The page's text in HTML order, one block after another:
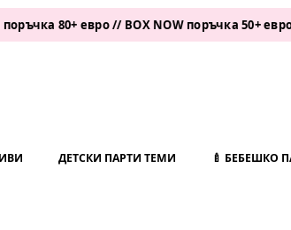
евро // BOX NOW поръчка 50+ евро •
ДЕТСКИ ПАРТИ ТЕМИ 🍼 БЕБЕШКО